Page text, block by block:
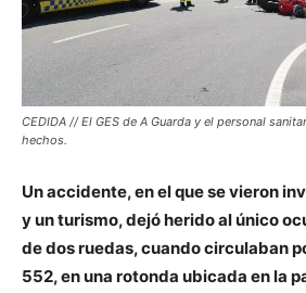
CEDIDA // El GES de A Guarda y el personal
hechos.
Un accidente, en el que se vieron
y un turismo, dejó herido al único
de dos ruedas, cuando circulaban
552, en una rotonda ubicada en la